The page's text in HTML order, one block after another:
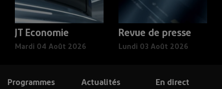
JT Economie
Mardi 04 Août 2026
Revue de presse
Lundi 03 Août 2026
En direct
Actualités
Programmes